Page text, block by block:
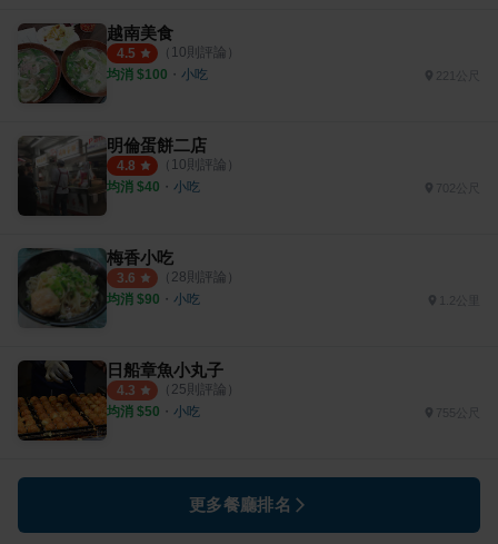
越南美食
4.5 （ 10則評論）
均消 $100 ・ 小吃
明倫蛋餅二店
4.8 （ 10則評論）
均消 $40 ・ 小吃
梅香小吃
3.6 （ 28則評論）
均消 $90 ・ 小吃
日船章魚小丸子
4.3 （ 25則評論）
均消 $50 ・ 小吃 755公尺
更多餐廳排名